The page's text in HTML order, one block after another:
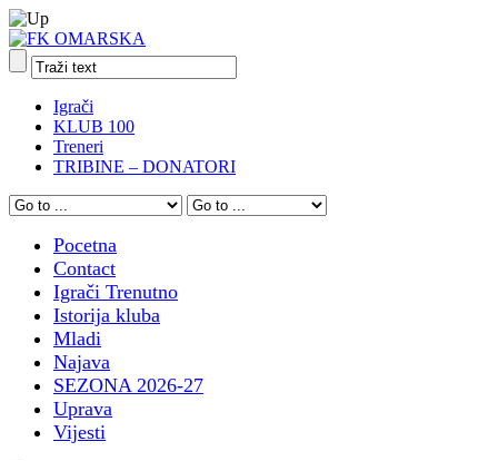
Igrači
KLUB 100
Treneri
TRIBINE – DONATORI
Pocetna
Contact
Igrači Trenutno
Istorija kluba
Mladi
Najava
SEZONA 2026-27
Uprava
Vijesti